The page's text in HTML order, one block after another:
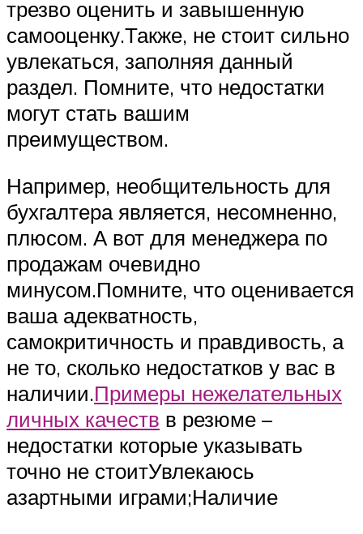
трезво оценить и завышенную
самооценку.Также, не стоит сильно
увлекаться, заполняя данный
раздел. Помните, что недостатки
могут стать вашим
преимуществом.
Например, необщительность для
бухгалтера является, несомненно,
плюсом. А вот для менеджера по
продажам очевидно
минусом.Помните, что оценивается
ваша адекватность,
самокритичность и правдивость, а
не то, сколько недостатков у вас в
наличии.Примеры нежелательных
личных качеств в резюме –
недостатки которые указывать
точно не стоитУвлекаюсь
азартными играми;Наличие